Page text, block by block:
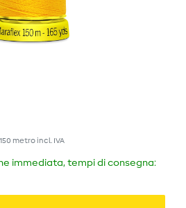
150 metro incl. IVA
immediata, tempi di consegna: